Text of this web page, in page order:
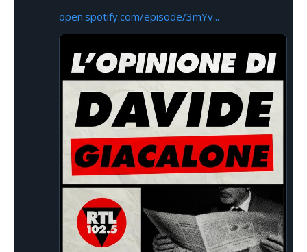
open.spotify.com/episode/3mYv...